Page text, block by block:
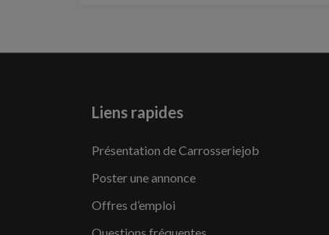
Liens rapides
Présentation de Carrosseriejob
Poster une annonce
Offres d’emploi
Questions fréquentes